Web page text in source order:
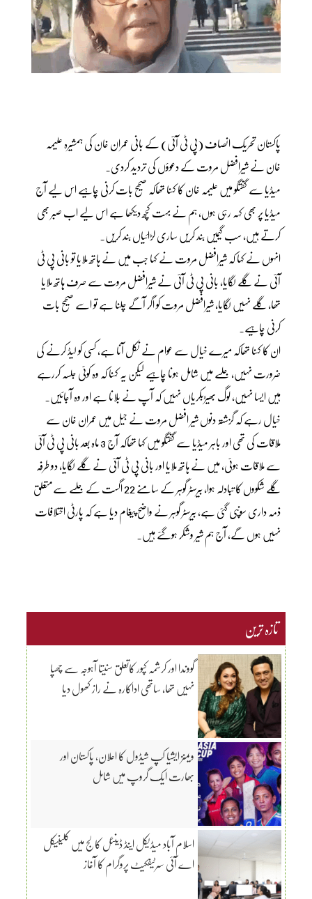
پاکستان تحریک انصاف (پی ٹی آئی) کے بانی عمران خان کی ہمشیرہ علیمہ
خان نے شیرافضل مروت کے دعوؤں کی تردید کردی۔
میڈیا سے گفتگو میں علیمہ خان کا کہنا تھاکہ صحیح بات کرنی چاہیے اس لیے آج
میڈیا پر بھی کہہ رہی ہوں، ہم نے بہت کچھ دیکھا ہے اس لیے اب صبر بھی
کرتے ہیں، سب گیمیں بند کریں ساری لڑائیاں بند کریں۔
انہوں نے کہا کہ شیرافضل مروت نے کہا جب میں نے ہاتھ ملایا تو بانی پی ٹی
آئی نے گلے لگایا، بانی پی ٹی آئی نے شیرافضل مروت سے صرف ہاتھ ملایا
تھا، گلے نہیں لگایا، شیرافضل مروت کو اگر آگے چلنا ہے تو اسے صحیح بات
کرنی چاہیے۔
ان کا کہنا تھاکہ میرے خیال سے عوام نے نکل آنا ہے، کسی کو لیڈ کرنے کی
ضرورت نہیں، جلسے میں شامل ہونا چاہیے لیکن یہ کہنا کہ وہ کوئی جلسہ کررہے
ہیں ایسا نہیں، لوگ بھیڑبکریاں نہیں کہ آپ نے بلانا ہے اور وہ آجائیں۔
خیال رہے کہ گزشتہ دنوں شیر افضل مروت نے جیل میں عمران خان سے
ملاقات کی تھی اور باہر میڈیا سے گفتگو میں کہا تھاکہ آج 3 ماہ بعد بانی پی ٹی آئی
سے ملاقات ہوئی، میں نے ہاتھ ملایا اور بانی پی ٹی آئی نے گلے لگایا، دو طرفہ
گلے شکووں کا تبادلہ ہوا، بیرسٹر گوہر کے سامنے 22 اگست کے جلسے سےمتعلق
ذمہ داری سونپی گئی ہے، بیرسٹر گوہر نے واضح پیغام دیا ہے کہ پارٹی اختلافات
نہیں ہوں گے، آج ہم شیر وشکر ہوگئے ہیں۔
تازہ ترین
گووندا اور کرشمہ کپور کاتعلق سنیتا آہوجہ سے چھپا
نہیں تھا، ساتھی اداکارہ نے راز کھول دیا
ویمنز ایشیا کپ شیڈول کا اعلان، پاکستان اور
بھارت ایک گروپ میں شامل
اسلام آباد میڈیکل اینڈ ڈینٹل کالج میں کلینیکل
اے آئی سرٹیفکیٹ پروگرام کا آغاز